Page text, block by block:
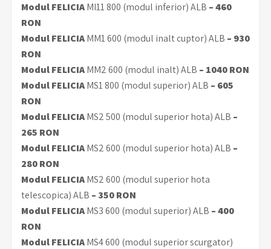
Modul FELICIAMI11 800 (modul inferior) ALB – 460
RON
Modul FELICIAMM1 600 (modul inalt cuptor) ALB – 930
RON
Modul FELICIAMM2 600 (modul inalt) ALB – 1040 RON
Modul FELICIAMS1 800 (modul superior) ALB – 605
RON
Modul FELICIAMS2 500 (modul superior hota) ALB –
265 RON
Modul FELICIAMS2 600 (modul superior hota) ALB –
280 RON
Modul FELICIAMS2 600 (modul superior hota
telescopica) ALB – 350 RON
Modul FELICIAMS3 600 (modul superior) ALB – 400
RON
Modul FELICIAMS4 600 (modul superior scurgator)